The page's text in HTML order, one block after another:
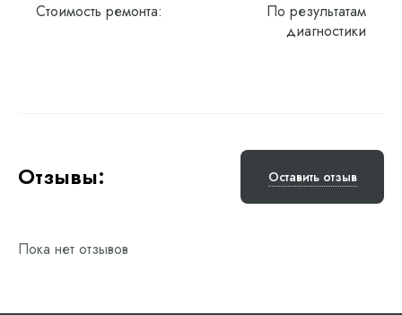
Стоимость ремонта:
По результатам
диагностики
Отзывы: Оставить отзыв
Пока нет отзывов